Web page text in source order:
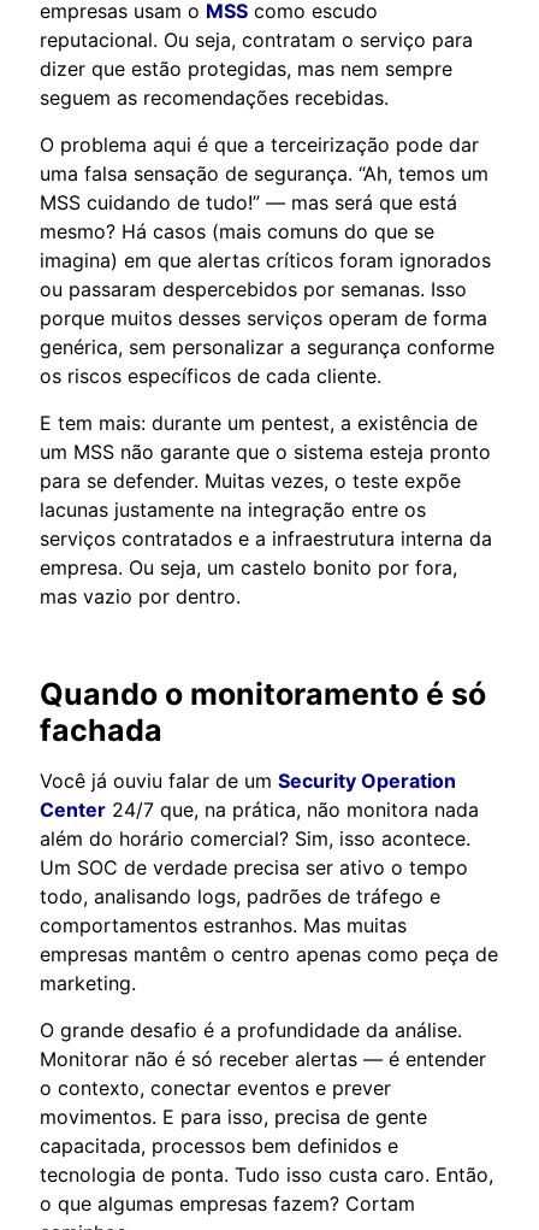
empresas usam o MSS como escudo
reputacional. Ou seja, contratam o serviço para
dizer que estão protegidas, mas nem sempre
seguem as recomendações recebidas.
O problema aqui é que a terceirização pode dar
uma falsa sensação de segurança. “Ah, temos um
MSS cuidando de tudo!” — mas será que está
mesmo? Há casos (mais comuns do que se
imagina) em que alertas críticos foram ignorados
ou passaram despercebidos por semanas. Isso
porque muitos desses serviços operam de forma
genérica, sem personalizar a segurança conforme
os riscos específicos de cada cliente.
E tem mais: durante um pentest, a existência de
um MSS não garante que o sistema esteja pronto
para se defender. Muitas vezes, o teste expõe
lacunas justamente na integração entre os
serviços contratados e a infraestrutura interna da
empresa. Ou seja, um castelo bonito por fora,
mas vazio por dentro.
Quando o monitoramento é só
fachada
Você já ouviu falar de um Security Operation
Center 24/7 que, na prática, não monitora nada
além do horário comercial? Sim, isso acontece.
Um SOC de verdade precisa ser ativo o tempo
todo, analisando logs, padrões de tráfego e
comportamentos estranhos. Mas muitas
empresas mantêm o centro apenas como peça de
marketing.
O grande desafio é a profundidade da análise.
Monitorar não é só receber alertas — é entender
o contexto, conectar eventos e prever
movimentos. E para isso, precisa de gente
capacitada, processos bem definidos e
tecnologia de ponta. Tudo isso custa caro. Então,
o que algumas empresas fazem? Cortam